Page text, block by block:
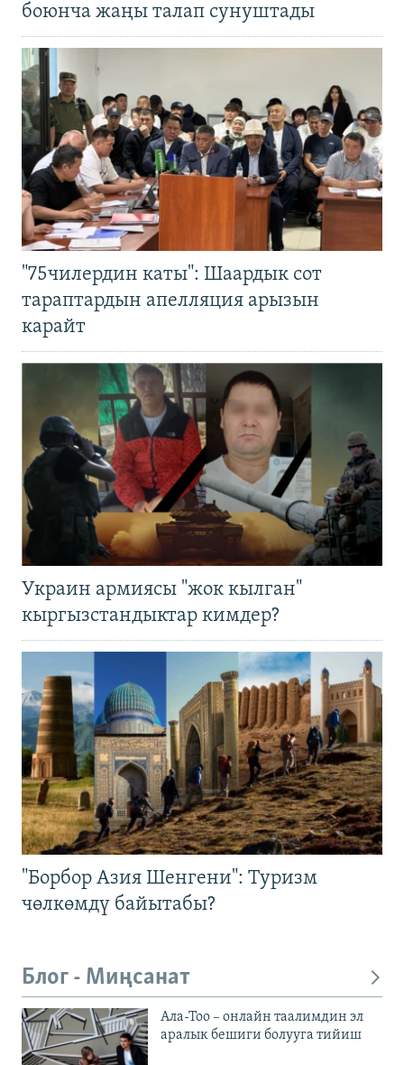
боюнча жаңы талап сунуштады
"75чилердин каты": Шаардык сот
тараптардын апелляция арызын
карайт
Украин армиясы "жок кылган"
кыргызстандыктар кимдер?
"Борбор Азия Шенгени": Туризм
чөлкөмдү байытабы?
Блог - Миңсанат
Ала-Тоо – онлайн таалимдин эл
аралык бешиги болууга тийиш